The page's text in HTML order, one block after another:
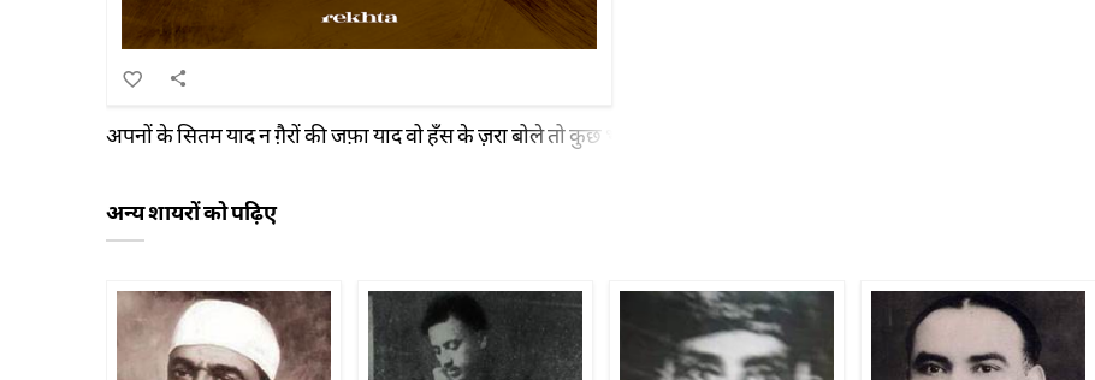
अपनों के सितम याद न ग़ैरों की जफ़ा याद वो हँस के ज़रा बोले तो कुछ भी न रहा याद क्या लुत्फ़ उठाएगा जहान-ए-गुज़राँ का वो
अन्य शायरों को पढ़िए